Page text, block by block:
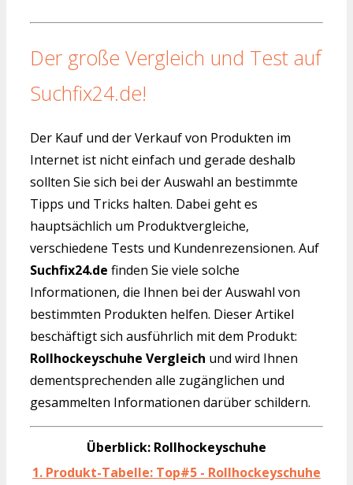
Der große Vergleich und Test auf
Suchfix24.de!
Der Kauf und der Verkauf von Produkten im
Internet ist nicht einfach und gerade deshalb
sollten Sie sich bei der Auswahl an bestimmte
Tipps und Tricks halten. Dabei geht es
hauptsächlich um Produktvergleiche,
verschiedene Tests und Kundenrezensionen. Auf
Suchfix24.de finden Sie viele solche
Informationen, die Ihnen bei der Auswahl von
bestimmten Produkten helfen. Dieser Artikel
beschäftigt sich ausführlich mit dem Produkt:
Rollhockeyschuhe Vergleich und wird Ihnen
dementsprechenden alle zugänglichen und
gesammelten Informationen darüber schildern.
Überblick: Rollhockeyschuhe
1. Produkt-Tabelle: Top#5 - Rollhockeyschuhe